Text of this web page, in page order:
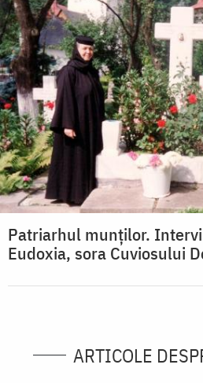
Patriarhul munților.
Eudoxia, sora Cuviosului
ARTICOLE